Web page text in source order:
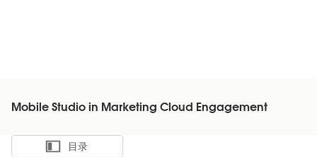
Mobile Studio in Marketing Cloud Engagement
显示目录
目录